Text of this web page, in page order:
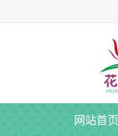
网站首页